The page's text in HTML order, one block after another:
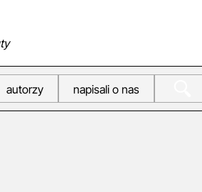
pielęgnacji w najlepszym wydaniu
świadomie, z troską o Ciebie i Twoją
skórę.
autorzy napisali o nas